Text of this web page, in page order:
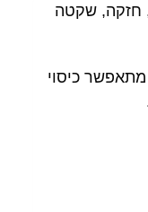
חזקה, שקטה
מתאפשר כיסוי